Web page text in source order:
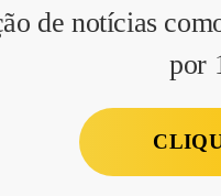
de notícias
por